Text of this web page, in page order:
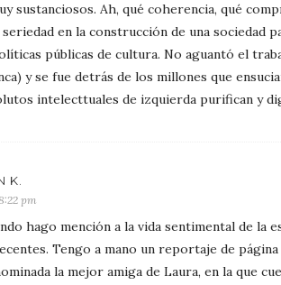
sustanciosos. Ah, qué coherencia, qué
en la construcción de una sociedad
públicas de cultura. No aguantó el
y se fue detrás de los millones que
intelecttuales de izquierda purifican y
K.
pm
hago mención a la vida sentimental de la
Tengo a mano un reportaje de
la mejor amiga de Laura, en la que